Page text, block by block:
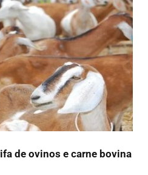
de ovinos e carne bovina